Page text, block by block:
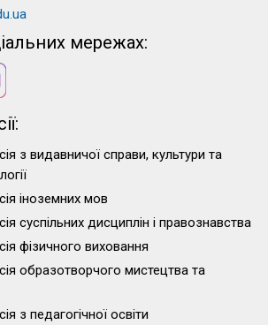
мережах:
з видавничої справи, культури та
іноземних мов
суспільних дисциплін і правознавства
фізичного виховання
образотворчого мистецтва та
з педагогічної освіти